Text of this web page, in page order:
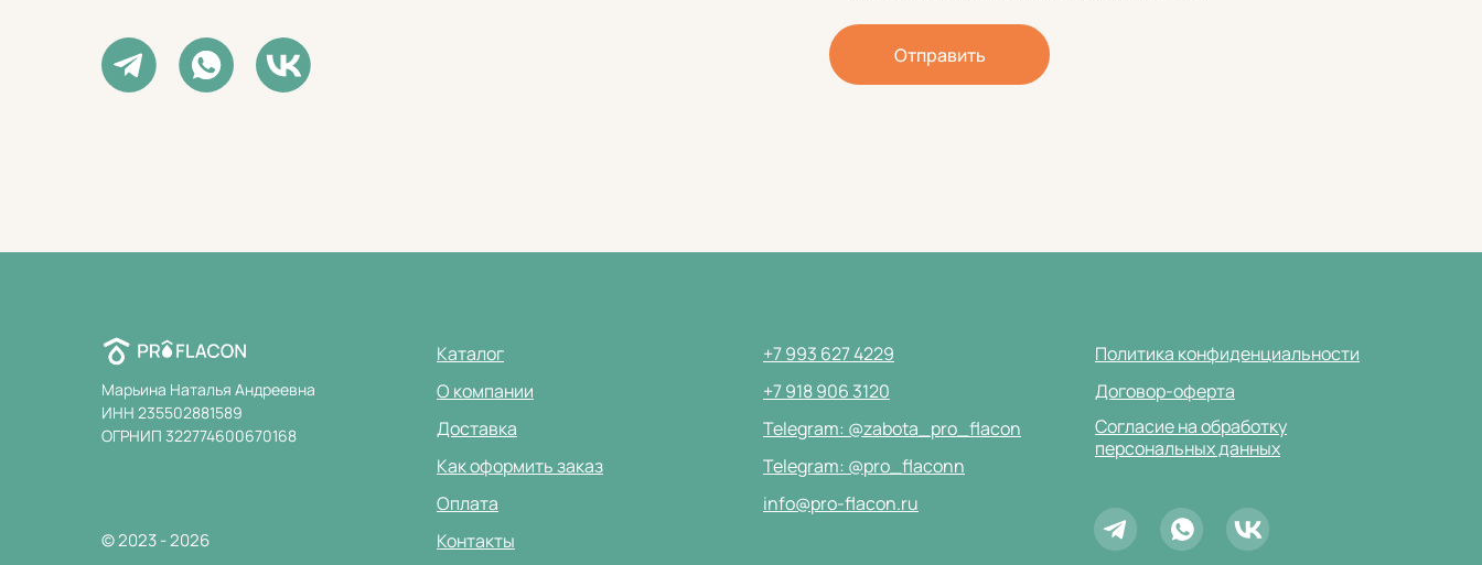
Отправить
О компании +7 918 906 3120
Каталог Политика конфиденциальности
+7 993 627 4229
Telegram: @zabota_pro_flacon
Telegram: @pro_flaconn
info@pro-flacon.ru
Доставка
© 2023 - 2026
Оплата
Как оформить заказ
Контакты
Согласие на обработку
персональных данных
Договор-оферта
Марьина Наталья Андреевна
ИНН 235502881589
ОГРНИП 322774600670168